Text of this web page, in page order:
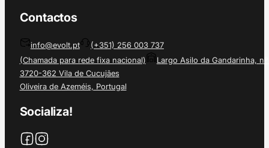
Contactos
info@evolt.pt
(+351) 256 003 737
(Chamada para rede fixa nacional)
Largo Asilo da Gandarinha, nº
3720-362 Vila de Cucujães
Oliveira de Azeméis, Portugal
Socializa!